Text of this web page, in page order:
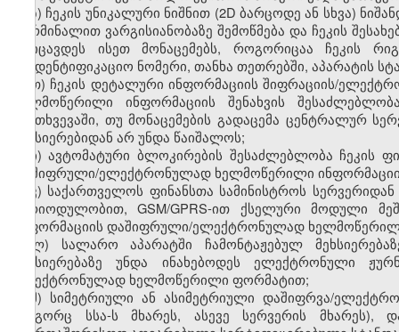
ზ) ჩეკის უნიკალური ნიშნით (2D ბარცოდე ან სხვა)
ტერმინალით ვარგისიანობაზე შემოწმება და ჩეკის
მოიცავდეს ისეთ მონაცემებს, როგორიცაა ჩეკის
საიდენტიფიკაციო ნომერი, თანხა თეთრებში, აპარატის
თ) ჩეკის დეტალური ინფორმაციის შიფრაციის/
ხელმოწერილი ინფორმაციის შენახვის
შემთხვევაში, თუ მონაცემების გადაცემა ცენტრალურ
მეხსიერებიდან არ უნდა წაიშალოს;
ი) ავტომატური ბლოკირების შესაძლებლობა ჩეკის
დაშიფრული/ელექტრონულად ხელმოწერილი
კ) საქართველოს ფინანსთა სამინისტროს
პერიოდულობით, GSM/GPRS-ით ქსელური მოდული
ინფორმაციის დაშიფრული/ელექტრონულად
ლ) სალარო აპარატში ჩამონტაჟებულ
მეხსიერებაზე უნდა ინახებოდეს ელექტრონული
ელექტრონულად ხელმოწერილი ფორმატით;
მ) სიმეტრიული ან ასიმეტრიული დაშიფრვა/
როგორც სსა-ს მხარეს, ასევე სერვერის